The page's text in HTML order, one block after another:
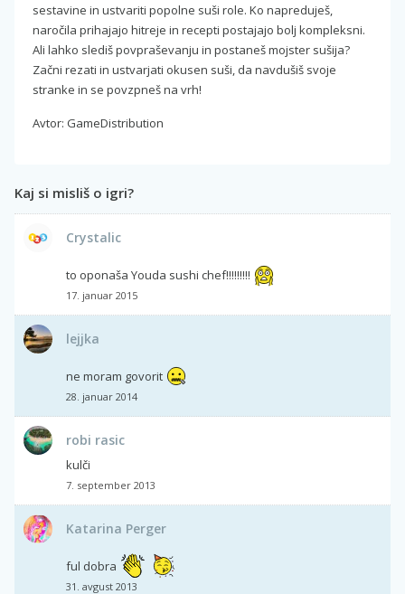
sestavine in ustvariti popolne suši role. Ko napreduješ,
naročila prihajajo hitreje in recepti postajajo bolj kompleksni.
Ali lahko slediš povpraševanju in postaneš mojster sušija?
Začni rezati in ustvarjati okusen suši, da navdušiš svoje
stranke in se povzpneš na vrh!
Avtor: GameDistribution
Kaj si misliš o igri?
Crystalic
to oponaša Youda sushi chef!!!!!!!!!
17. januar 2015
lejjka
ne moram govorit
28. januar 2014
robi rasic
kulči
7. september 2013
Katarina Perger
ful dobra
31. avgust 2013